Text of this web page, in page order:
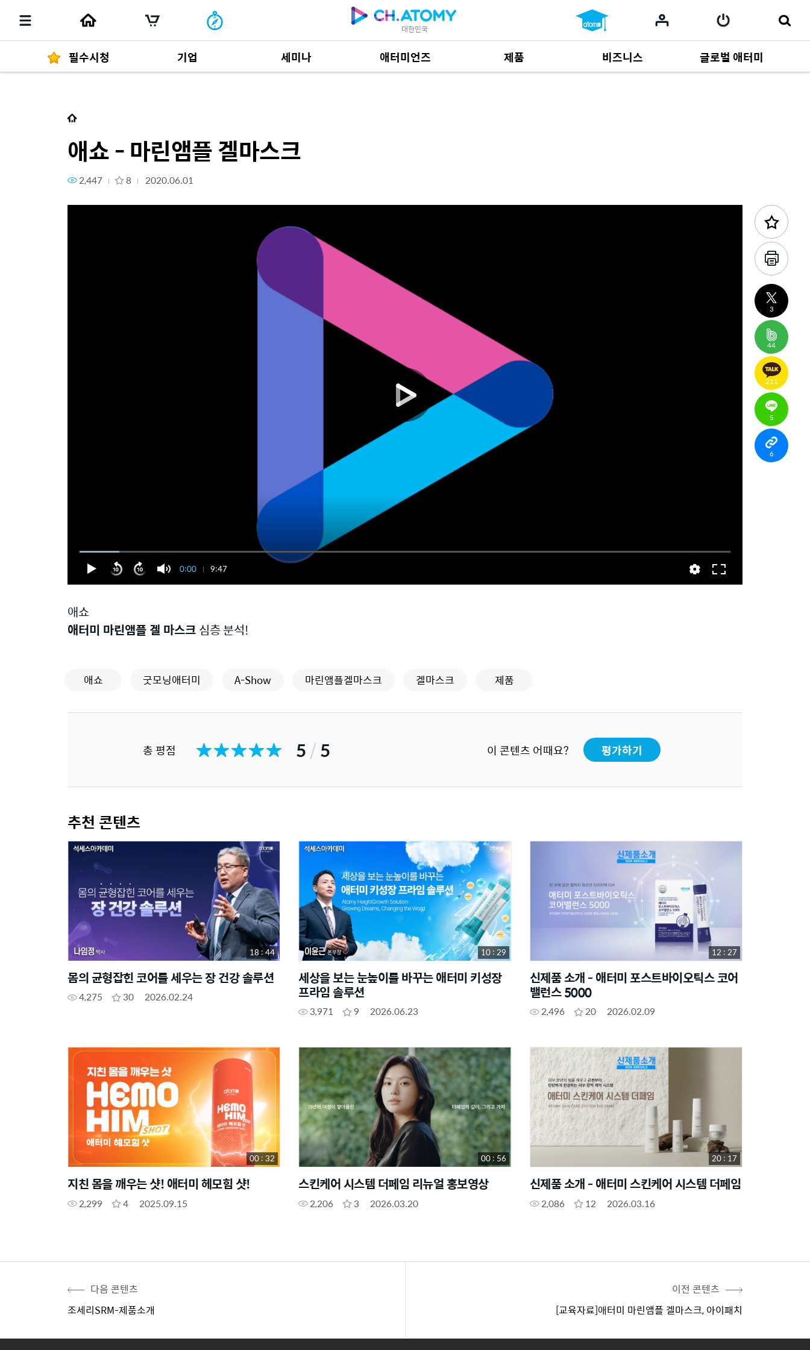
대한민국
필수시청 기업 세미나 애터미언즈 제품
제품 자료684
비즈니스
사업 자료164
글로벌 애터미
애쇼 - 마린앰플 겔마스크
다음 콘텐츠 이전 콘텐츠
애쇼 - 마린앰플 겔마스크
2,447 8 2020.06.01
0:00 9:47
애쇼
애터미 마린앰플 겔 마스크심층 분석!
애쇼 굿모닝애터미 A-Show 마린앰플겔마스크 겔마스크 제품
총 평점 5/5 이 콘텐츠 어때요? 평가하기
추천 콘텐츠
몸의 균형잡힌 코어를 세우는 장 건강 솔루션
4,275 30 2026.02.24
18 : 44
세상을 보는 눈높이를 바꾸는 애터미 키성장
프라임 솔루션
3,971 9 2026.06.23
10 : 29
신제품 소개 - 애터미 포스트바이오틱스 코어
밸런스 5000
2,496 20 2026.02.09
12 : 27
지친 몸을 깨우는 샷! 애터미 헤모힘 샷!
2,299 4 2025.09.15
00 : 32
스킨케어 시스템 더페임 리뉴얼 홍보영상
2,206 3 2026.03.20
00 : 56
신제품 소개 - 애터미 스킨케어 시스템 더페임
2,086 12 2026.03.16
20 : 17
다음 콘텐츠
조세리SRM-제품소개
이전 콘텐츠
[교육자료]애터미 마린앰플 겔마스크, 아이패치